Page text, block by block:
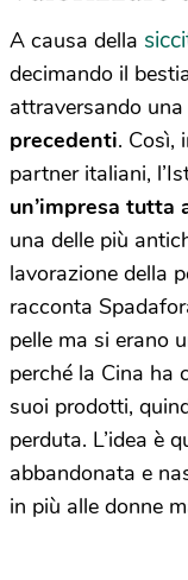
A causa della
decimando il
attraversando una
precedenti. Così,
partner italiani,
un’impresa tutta
una delle più
lavorazione della
racconta
pelle ma si erano
perché la Cina ha
suoi prodotti,
perduta. L’idea è
abbandonata e
in più alle donne